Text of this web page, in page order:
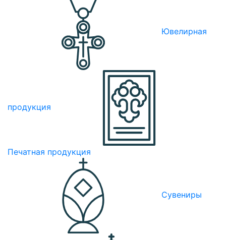
Ювелирная
продукция
Печатная продукция
Сувениры